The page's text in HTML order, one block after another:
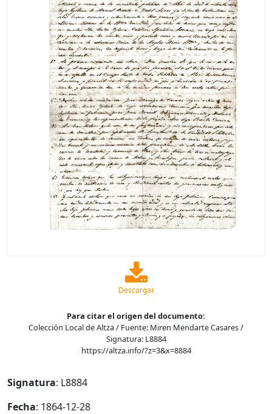
Descargar
Para citar el origen del documento:
Colección Local de Altza / Fuente: Miren Mendarte Casares /
Signatura: L8884
https://altza.info/?z=3&x=8884
Signatura: L8884
Fecha: 1864-12-28